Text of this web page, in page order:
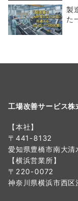
製
た
工場改善サービス株
【本社】
〒441-8132
愛知県豊橋市南大
【横浜営業所】
〒220-0072
神奈川県横浜市西